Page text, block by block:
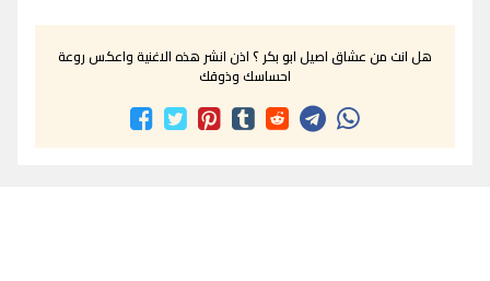
هل انت من عشاق اصيل ابو بكر ؟ اذن انشر هذه الاغنية واعكس روعة
احساسك وذوقك